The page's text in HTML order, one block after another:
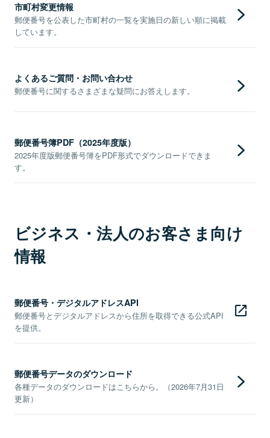
市町村変更情報
郵便番号を公表した市町村の一覧を実施日の新しい順に掲載
しています。
よくあるご質問・お問い合わせ
郵便番号に関するさまざまな疑問にお答えします。
郵便番号簿PDF（2025年度版）
2025年度版郵便番号簿をPDF形式でダウンロードできま
す。
ビジネス・法人のお客さま向け
情報
郵便番号・デジタルアドレスAPI
郵便番号とデジタルアドレスから住所を取得できる公式API
を提供。
郵便番号データのダウンロード
各種データのダウンロードはこちらから。（2026年7月31日
更新）